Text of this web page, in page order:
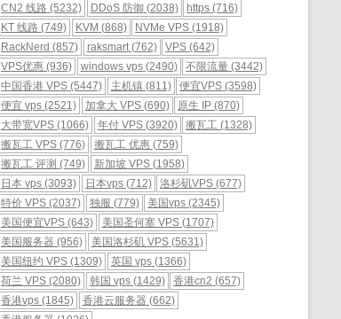
CN2 线路 (5232) DDoS 防御(2038) https (716)
KT 线路 (749) KVM (868) NVMe VPS (1918)
RackNerd (857) raksmart(762) VPS (642)
VPS优惠 (936) windows vps(2490) 不限流量 (3442)
中国香港 VPS (5447) 主机镇(811) 便宜VPS (3598)
便宜 vps (2521) 加拿大 VPS(690) 原生 IP (870)
大带宽VPS (1066) 年付 VPS(3920) 搬瓦工 (1328)
搬瓦工 VPS (776) 搬瓦工 优惠(759)
搬瓦工 评测 (749) 新加坡 VPS(1958)
日本 vps (3093) 日本vps(712) 洛杉矶VPS (677)
特价 VPS (2037) 独服 (779) 美国vps (2345)
美国便宜VPS (643) 美国圣何塞 VPS(1707)
美国服务器 (956) 美国洛杉矶 VPS(5631)
美国纽约 VPS (1309) 英国 vps(1366)
荷兰 VPS (2080) 韩国 vps(1429) 香港cn2 (657)
香港vps (1845) 香港云服务器 (662)